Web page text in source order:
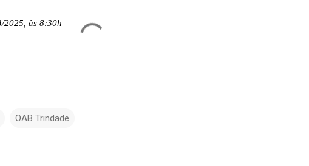
2025, às 8:30h
OAB Trindade